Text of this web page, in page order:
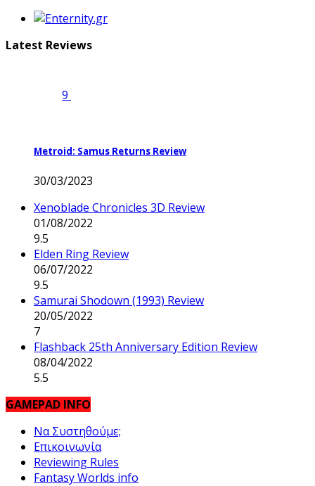
Latest Reviews
9
Metroid: Samus Returns Review
30/03/2023
Xenoblade Chronicles 3D Review
01/08/2022
9.5
Elden Ring Review
06/07/2022
9.5
Samurai Shodown (1993) Review
20/05/2022
7
Flashback 25th Anniversary Edition Review
08/04/2022
5.5
GAMEPAD INFO
Να Συστηθούμε;
Επικοινωνία
Reviewing Rules
Fantasy Worlds info